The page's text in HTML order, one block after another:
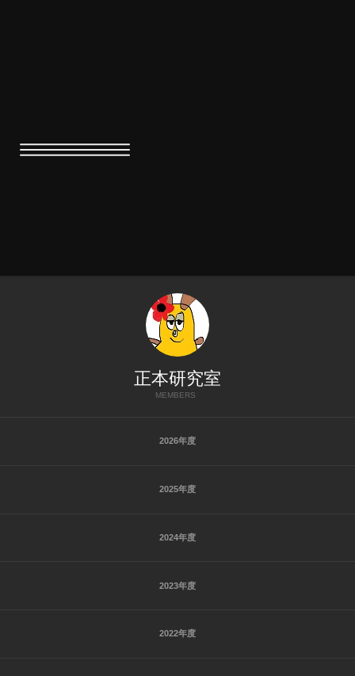
正本研究室
MEMBERS
2026年度
2025年度
2024年度
2023年度
2022年度